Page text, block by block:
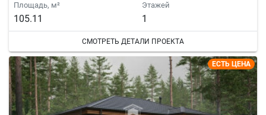
Площадь, м²
105.11
Этажей
1
СМОТРЕТЬ ДЕТАЛИ ПРОЕКТА
ЕСТЬ ЦЕНА